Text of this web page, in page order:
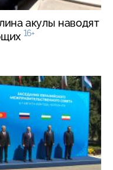
акулы наводят
16+